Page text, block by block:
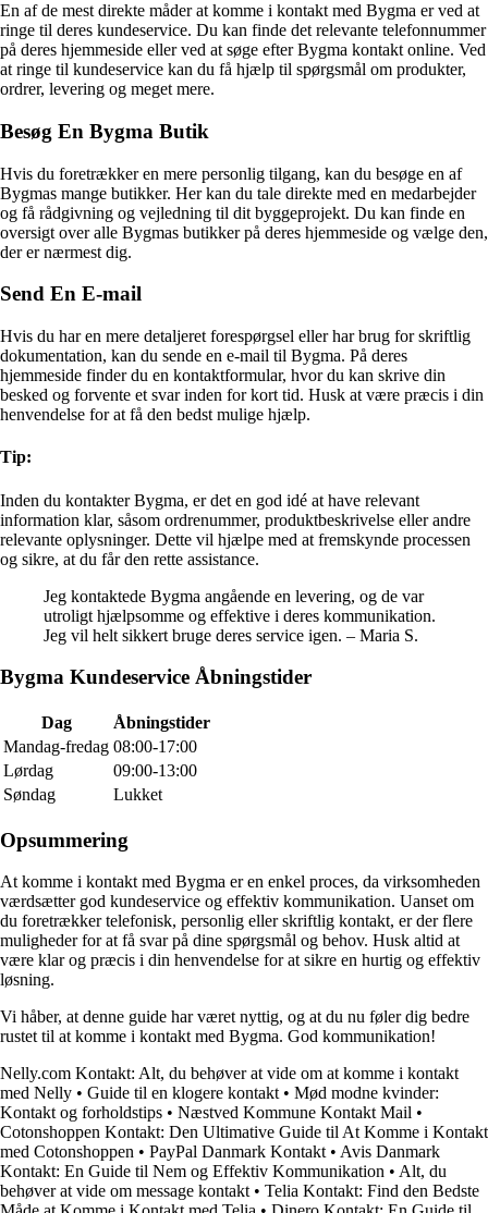
En af de mest direkte måder at komme i kontakt med Bygma er ved at
ringe til deres kundeservice. Du kan finde det relevante telefonnummer
på deres hjemmeside eller ved at søge efter Bygma kontakt online. Ved
at ringe til kundeservice kan du få hjælp til spørgsmål om produkter,
ordrer, levering og meget mere.
Besøg En Bygma Butik
Hvis du foretrækker en mere personlig tilgang, kan du besøge en af
Bygmas mange butikker. Her kan du tale direkte med en medarbejder
og få rådgivning og vejledning til dit byggeprojekt. Du kan finde en
oversigt over alle Bygmas butikker på deres hjemmeside og vælge den,
der er nærmest dig.
Send En E-mail
Hvis du har en mere detaljeret forespørgsel eller har brug for skriftlig
dokumentation, kan du sende en e-mail til Bygma. På deres
hjemmeside finder du en kontaktformular, hvor du kan skrive din
besked og forvente et svar inden for kort tid. Husk at være præcis i din
henvendelse for at få den bedst mulige hjælp.
Tip:
Inden du kontakter Bygma, er det en god idé at have relevant
information klar, såsom ordrenummer, produktbeskrivelse eller andre
relevante oplysninger. Dette vil hjælpe med at fremskynde processen
og sikre, at du får den rette assistance.
Jeg kontaktede Bygma angående en levering, og de var
utroligt hjælpsomme og effektive i deres kommunikation.
Jeg vil helt sikkert bruge deres service igen. – Maria S.
Bygma Kundeservice Åbningstider
Dag
Åbningstider
Mandag-fredag 08:00-17:00
Lørdag
09:00-13:00
Søndag
Lukket
Opsummering
At komme i kontakt med Bygma er en enkel proces, da virksomheden
værdsætter god kundeservice og effektiv kommunikation. Uanset om
du foretrækker telefonisk, personlig eller skriftlig kontakt, er der flere
muligheder for at få svar på dine spørgsmål og behov. Husk altid at
være klar og præcis i din henvendelse for at sikre en hurtig og effektiv
løsning.
Vi håber, at denne guide har været nyttig, og at du nu føler dig bedre
rustet til at komme i kontakt med Bygma. God kommunikation!
Nelly.com Kontakt: Alt, du behøver at vide om at komme i kontakt
med Nelly • Guide til en klogere kontakt• Mød modne kvinder:
Kontakt og forholdstips • Næstved Kommune Kontakt Mail •
Cotonshoppen Kontakt: Den Ultimative Guide til At Komme i Kontakt
med Cotonshoppen • PayPal Danmark Kontakt• Avis Danmark
Kontakt: En Guide til Nem og Effektiv Kommunikation • Alt, du
behøver at vide om message kontakt• Telia Kontakt: Find den Bedste